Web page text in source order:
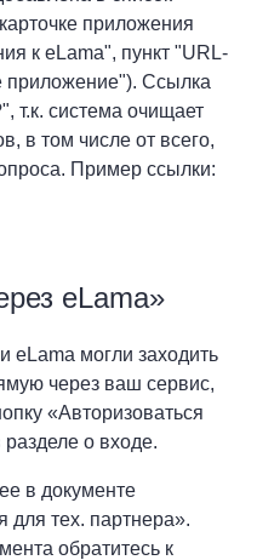
приложения
к eLama", пункт "URL-
приложение"). Ссылка
т.к. система очищает
в том числе от всего,
Пример ссылки:
eLama»
eLama могли заходить
через ваш сервис,
«Авторизоваться
о входе.
в документе
для тех. партнера».
обратитесь к